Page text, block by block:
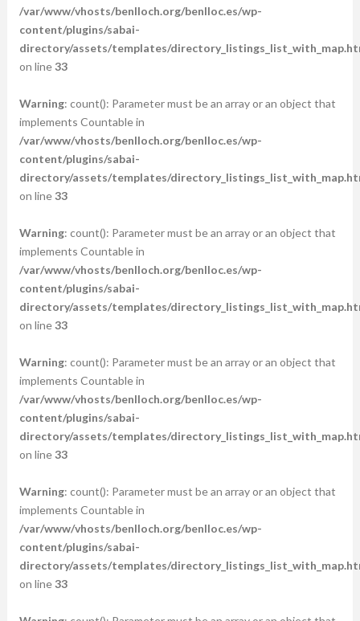
/var/www/vhosts/benlloch.org/benlloc.es/wp-
content/plugins/sabai-
directory/assets/templates/
on line33
Warning: count(): Parameter must be an array or an object that
implements Countable in
/var/www/vhosts/benlloch.org/benlloc.es/wp-
content/plugins/sabai-
directory/assets/templates/
on line33
Warning: count(): Parameter must be an array or an object that
implements Countable in
/var/www/vhosts/benlloch.org/benlloc.es/wp-
content/plugins/sabai-
directory/assets/templates/
on line33
Warning: count(): Parameter must be an array or an object that
implements Countable in
/var/www/vhosts/benlloch.org/benlloc.es/wp-
content/plugins/sabai-
directory/assets/templates/
on line33
Warning: count(): Parameter must be an array or an object that
implements Countable in
/var/www/vhosts/benlloch.org/benlloc.es/wp-
content/plugins/sabai-
directory/assets/templates/
on line33